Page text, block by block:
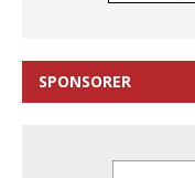
SPONSORER